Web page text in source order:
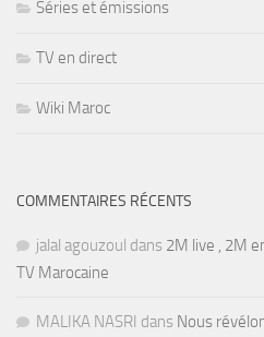
Séries et émissions
TV en direct
Wiki Maroc
COMMENTAIRES RÉCENTS
jalal agouzoul dans 2M live , 2M
TV Marocaine
MALIKA NASRI dans Nous